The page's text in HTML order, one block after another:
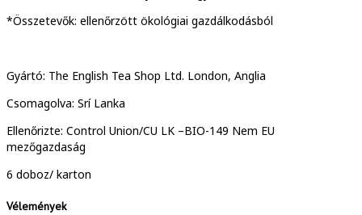
*Összetevők: ellenőrzött ökológiai gazdálkodásból
Gyártó: The English Tea Shop Ltd. London, Anglia
Csomagolva: Srí Lanka
Ellenőrizte: Control Union/CU LK –BIO-149 Nem EU
mezőgazdaság
6 doboz/ karton
Vélemények